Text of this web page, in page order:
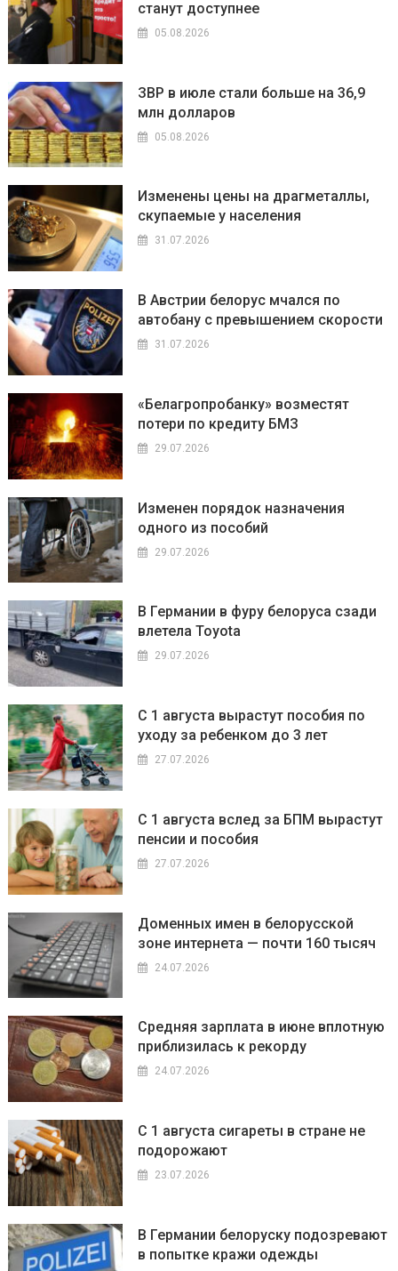
станут доступнее
05.08.2026
ЗВР в июле стали больше на 36,9
млн долларов
05.08.2026
Изменены цены на драгметаллы,
скупаемые у населения
31.07.2026
В Австрии белорус мчался по
автобану с превышением скорости
31.07.2026
«Белагропробанку» возместят
потери по кредиту БМЗ
29.07.2026
Изменен порядок назначения
одного из пособий
29.07.2026
В Германии в фуру белоруса сзади
влетела Toyota
29.07.2026
С 1 августа вырастут пособия по
уходу за ребенком до 3 лет
27.07.2026
С 1 августа вслед за БПМ вырастут
пенсии и пособия
27.07.2026
Доменных имен в белорусской
зоне интернета — почти 160 тысяч
24.07.2026
Средняя зарплата в июне вплотную
приблизилась к рекорду
24.07.2026
С 1 августа сигареты в стране не
подорожают
23.07.2026
В Германии белоруску подозревают
в попытке кражи одежды